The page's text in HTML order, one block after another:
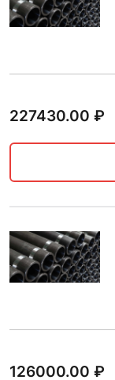
227430.00 ₽
126000.00 ₽